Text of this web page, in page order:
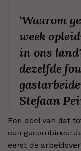
‘Waarom
week
in ons
dezelfde
Stefaan
Een deel van dat
een
eerst de